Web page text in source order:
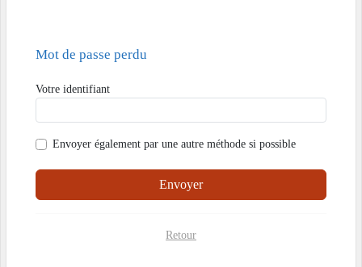
Mot de passe perdu
Votre identifiant
Envoyer également par une autre méthode si possible
Envoyer
Retour